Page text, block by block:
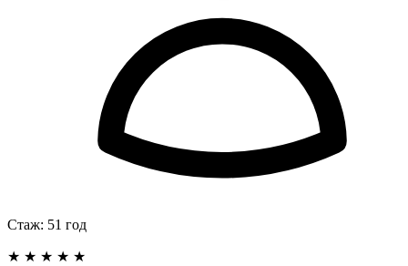
Стаж: 51 год
★ ★ ★ ★ ★